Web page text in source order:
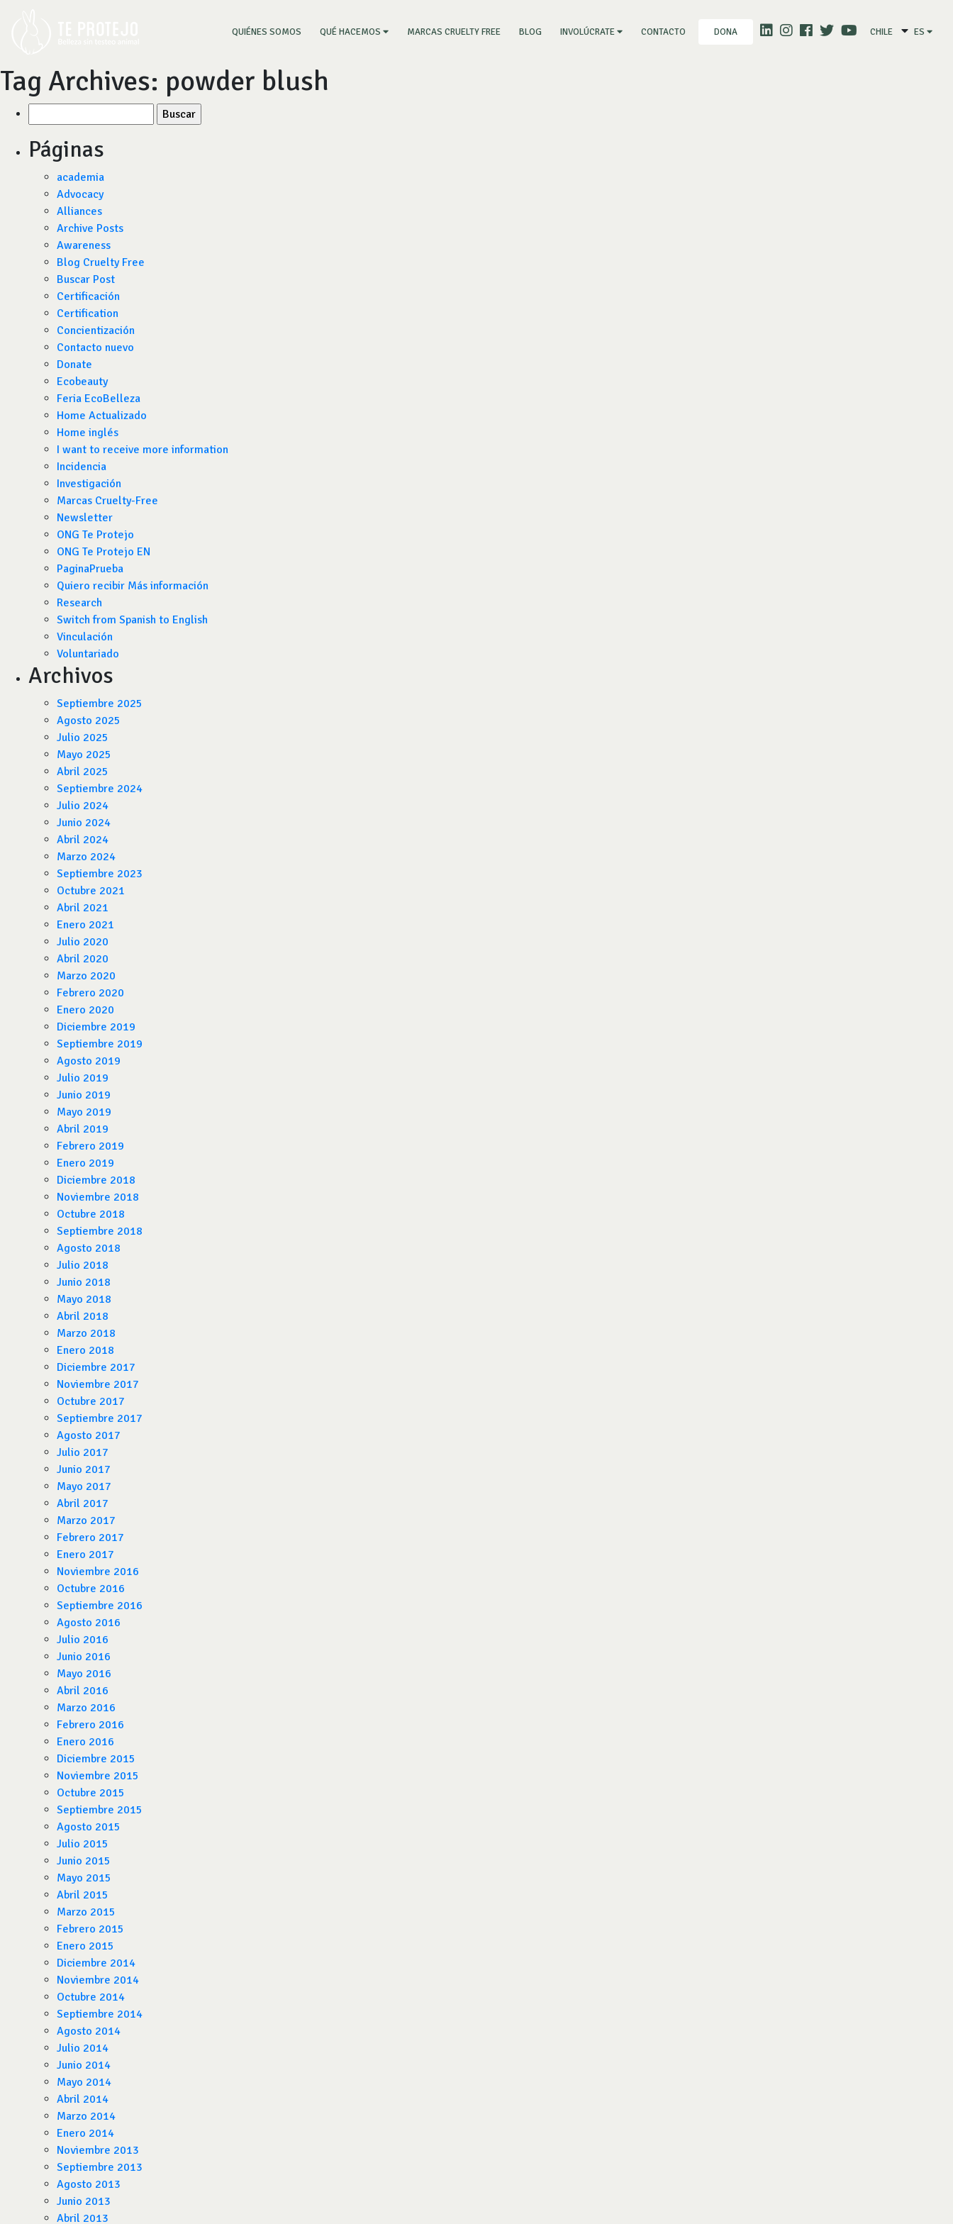
QUIÉNES SOMOS (CURRENT)
QUÉ HACEMOS MARCAS CRUELTY FREE BLOG INVOLÚCRATE CONTACTO DONA CHILE ES
Tag Archives: powder blush
por:
Páginas
academia
Advocacy
Alliances
Archive Posts
Awareness
Blog Cruelty Free
Buscar Post
Certificación
Certification
Concientización
Contacto nuevo
Donate
Ecobeauty
Feria EcoBelleza
Home Actualizado
Home inglés
I want to receive more information
Incidencia
Investigación
Marcas Cruelty-Free
Newsletter
ONG Te Protejo
ONG Te Protejo EN
PaginaPrueba
Quiero recibir Más información
Research
Switch from Spanish to English
Vinculación
Voluntariado
Archivos
Septiembre 2025
Agosto 2025
Julio 2025
Mayo 2025
Abril 2025
Septiembre 2024
Julio 2024
Junio 2024
Abril 2024
Marzo 2024
Septiembre 2023
Octubre 2021
Abril 2021
Enero 2021
Julio 2020
Abril 2020
Marzo 2020
Febrero 2020
Enero 2020
Diciembre 2019
Septiembre 2019
Agosto 2019
Julio 2019
Junio 2019
Mayo 2019
Abril 2019
Febrero 2019
Enero 2019
Diciembre 2018
Noviembre 2018
Octubre 2018
Septiembre 2018
Agosto 2018
Julio 2018
Junio 2018
Mayo 2018
Abril 2018
Marzo 2018
Enero 2018
Diciembre 2017
Noviembre 2017
Octubre 2017
Septiembre 2017
Agosto 2017
Julio 2017
Junio 2017
Mayo 2017
Abril 2017
Marzo 2017
Febrero 2017
Enero 2017
Noviembre 2016
Octubre 2016
Septiembre 2016
Agosto 2016
Julio 2016
Junio 2016
Mayo 2016
Abril 2016
Marzo 2016
Febrero 2016
Enero 2016
Diciembre 2015
Noviembre 2015
Octubre 2015
Septiembre 2015
Agosto 2015
Julio 2015
Junio 2015
Mayo 2015
Abril 2015
Marzo 2015
Febrero 2015
Enero 2015
Diciembre 2014
Noviembre 2014
Octubre 2014
Septiembre 2014
Agosto 2014
Julio 2014
Junio 2014
Mayo 2014
Abril 2014
Marzo 2014
Enero 2014
Noviembre 2013
Septiembre 2013
Agosto 2013
Junio 2013
Abril 2013